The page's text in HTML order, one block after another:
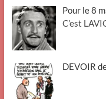
Pour le 8
C’est
DEVOIR